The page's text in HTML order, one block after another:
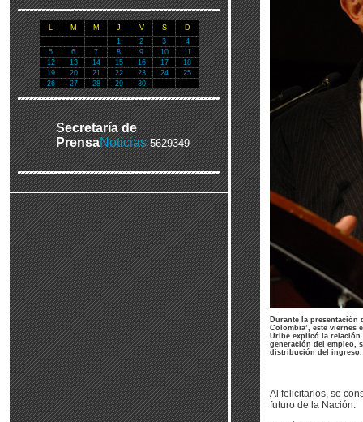
L M M J V S
D
1
2 3
4
5
6 7 8 9 10
11
12
13 14 15 16 17
18
19
20 21 22 23 24
25
26
27 28 29 30
Secretaría de
PrensaNoticias 5629349
Durante la presentación
Colombia’, este viernes
Uribe explicó la relación
generación del empleo,
distribución del ingreso.
Al felicitarlos, se
futuro de la Nación.